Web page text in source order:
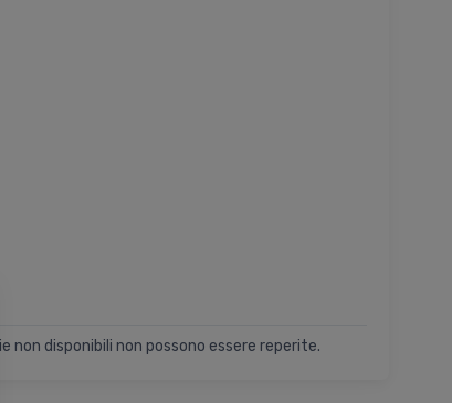
disponibili non possono essere reperite.